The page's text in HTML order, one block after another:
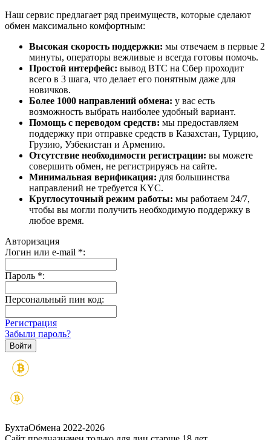
Наш сервис предлагает ряд преимуществ, которые сделают
обмен максимально комфортным:
Высокая скорость поддержки: мы отвечаем в первые 2
минуты, операторы вежливые и всегда готовы помочь.
Простой интерфейс: вывод BTC на Сбер проходит
всего в 3 шага, что делает его понятным даже для
новичков.
Более 1000 направлений обмена: у вас есть
возможность выбрать наиболее удобный вариант.
Помощь с переводом средств: мы предоставляем
поддержку при отправке средств в Казахстан, Турцию,
Грузию, Узбекистан и Армению.
Отсутствие необходимости регистрации: вы можете
совершить обмен, не регистрируясь на сайте.
Минимальная верификация: для большинства
направлений не требуется KYC.
Круглосуточный режим работы: мы работаем 24/7,
чтобы вы могли получить необходимую поддержку в
любое время.
Авторизация
Логин или e-mail *:
Пароль *:
Персональный пин код:
Регистрация
Забыли пароль?
БухтаОбмена 2022-2026